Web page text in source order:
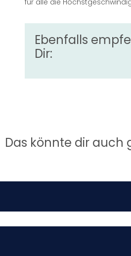
für alle die
Ebenfalls
Dir:
Das könnte dir auch